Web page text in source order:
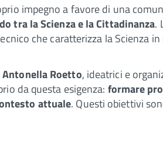
impegno a favore di una
tra la Scienza e la Cittadinanza.
che caratterizza la Scienza
Antonella Roetto, ideatrici e
da questa esigenza: formare
attuale. Questi obiettivi